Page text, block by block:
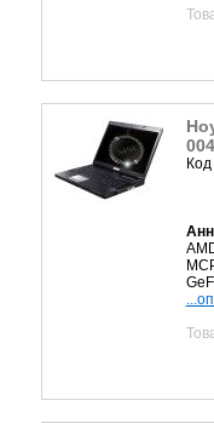
Код